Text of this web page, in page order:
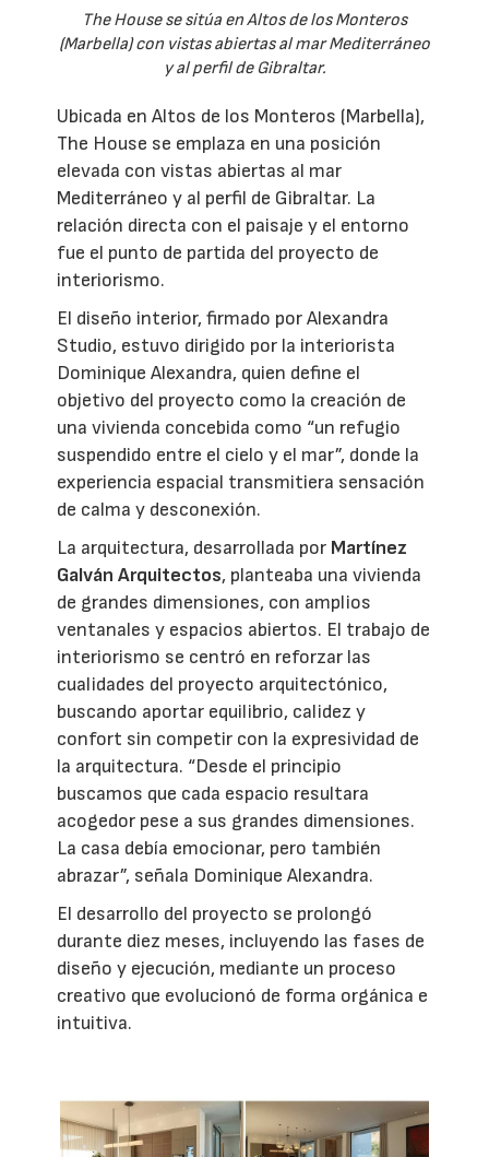
The House se sitúa en Altos de los Monteros
(Marbella) con vistas abiertas al mar Mediterráneo
y al perfil de Gibraltar.
Ubicada en Altos de los Monteros (Marbella),
The House se emplaza en una posición
elevada con vistas abiertas al mar
Mediterráneo y al perfil de Gibraltar. La
relación directa con el paisaje y el entorno
fue el punto de partida del proyecto de
interiorismo.
El diseño interior, firmado por Alexandra
Studio, estuvo dirigido por la interiorista
Dominique Alexandra, quien define el
objetivo del proyecto como la creación de
una vivienda concebida como “un refugio
suspendido entre el cielo y el mar”, donde la
experiencia espacial transmitiera sensación
de calma y desconexión.
La arquitectura, desarrollada por Martínez
Galván Arquitectos, planteaba una vivienda
de grandes dimensiones, con amplios
ventanales y espacios abiertos. El trabajo de
interiorismo se centró en reforzar las
cualidades del proyecto arquitectónico,
buscando aportar equilibrio, calidez y
confort sin competir con la expresividad de
la arquitectura. “Desde el principio
buscamos que cada espacio resultara
acogedor pese a sus grandes dimensiones.
La casa debía emocionar, pero también
abrazar”, señala Dominique Alexandra.
El desarrollo del proyecto se prolongó
durante diez meses, incluyendo las fases de
diseño y ejecución, mediante un proceso
creativo que evolucionó de forma orgánica e
intuitiva.